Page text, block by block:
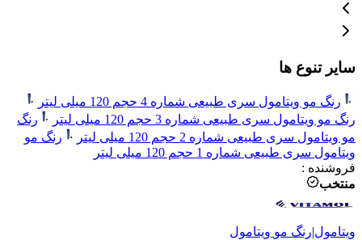
سایر تنوع ها
رنگ مو ویتامول سری طبیعی شماره 4 حجم 120 میلی لیتر
رنگ مو ویتامول سری طبیعی شماره 3 حجم 120 میلی لیتر
رنگ
مو ویتامول سری طبیعی شماره 2 حجم 120 میلی لیتر
رنگ مو
ویتامول سری طبیعی شماره 1 حجم 120 میلی لیتر
فروشنده :
منتخب
ویتامول|رنگ مو ویتامول